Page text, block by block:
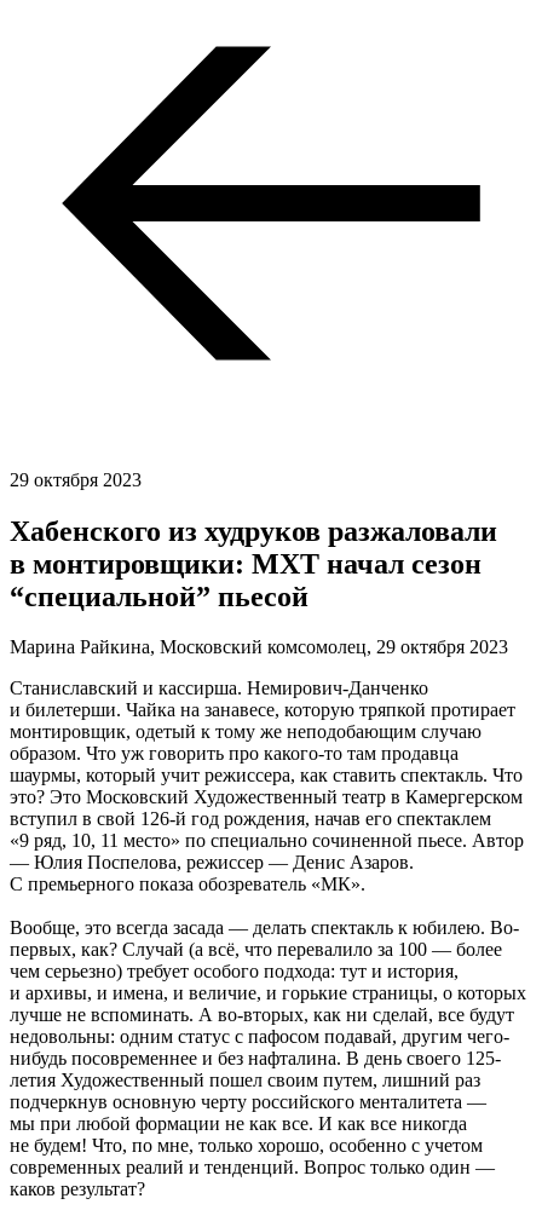
29 октября 2023
Хабенского из худруков разжаловали
в монтировщики: МХТ начал сезон
“специальной” пьесой
Марина Райкина, Московский комсомолец, 29 октября 2023
Станиславский и кассирша. Немирович-Данченко
и билетерши. Чайка на занавесе, которую тряпкой протирает
монтировщик, одетый к тому же неподобающим случаю
образом. Что уж говорить про какого-то там продавца
шаурмы, который учит режиссера, как ставить спектакль. Что
это? Это Московский Художественный театр в Камергерском
вступил в свой 126-й год рождения, начав его спектаклем
«9 ряд, 10, 11 место» по специально сочиненной пьесе. Автор
— Юлия Поспелова, режиссер — Денис Азаров.
С премьерного показа обозреватель «МК».
Вообще, это всегда засада — делать спектакль к юбилею. Во-
первых, как? Случай (а всё, что перевалило за 100 — более
чем серьезно) требует особого подхода: тут и история,
и архивы, и имена, и величие, и горькие страницы, о которых
лучше не вспоминать. А во-вторых, как ни сделай, все будут
недовольны: одним статус с пафосом подавай, другим чего-
нибудь посовременнее и без нафталина. В день своего 125-
летия Художественный пошел своим путем, лишний раз
подчеркнув основную черту российского менталитета —
мы при любой формации не как все. И как все никогда
не будем! Что, по мне, только хорошо, особенно с учетом
современных реалий и тенденций. Вопрос только один —
каков результат?